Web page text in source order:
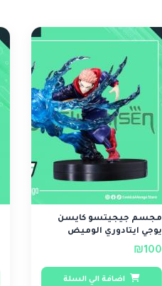
مجسم جيجيتسو كايسن
يوجي ايتادوري الوميض
الاسود
₪100
اضافة الي السلة